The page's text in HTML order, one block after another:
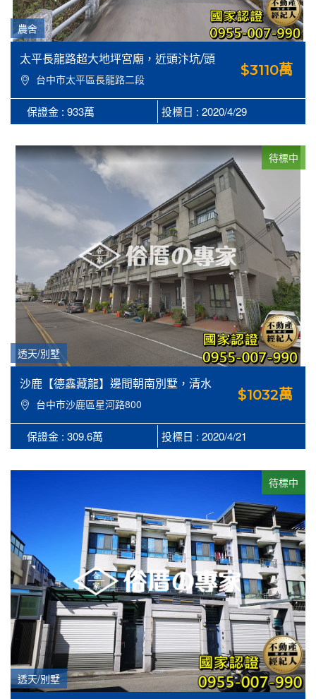
農舍
太平長龍路超大地坪宮廟，近頭汴坑/頭
汴國小
$3110萬
台中市太平區長龍路二段
396巷3之2號
保證金 : 933萬 投標日 : 2020/4/29
待標中
透天/別墅
沙鹿【德鑫藏龍】邊間朝南別墅，清水
福宴旁
$1032萬
台中市沙鹿區星河路800
號
保證金 : 309.6萬 投標日 : 2020/4/21
待標中
透天/別墅